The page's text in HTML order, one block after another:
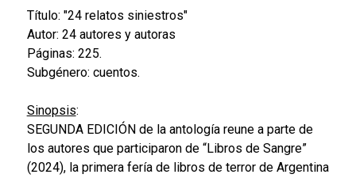
Título: "24 relatos siniestros"
Autor: 24 autores y autoras
Páginas: 225.
Subgénero: cuentos.
Sinopsis:
SEGUNDA EDICIÓN de la antología reune a parte de
los autores que participaron de “Libros de Sangre”
(2024), la primera fería de libros de terror de Argentina